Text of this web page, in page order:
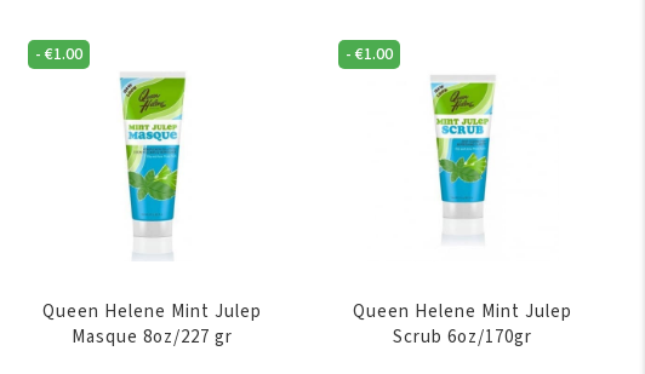
Masque
5oz/170
aantal
Crème
425gr
aantal
- €1.00
Queen Helene Mint Julep
Masque 8oz/227 gr
- €1.00
Queen Helene Mint Julep
Scrub 6oz/170gr